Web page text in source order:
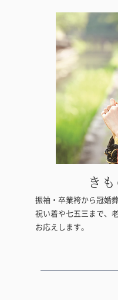
き
振袖・卒業袴から冠婚
祝い着や七五三まで、
お応えします。